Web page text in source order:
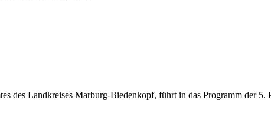
des Landkreises Marburg-Biedenkopf, führt in das Programm der 5.